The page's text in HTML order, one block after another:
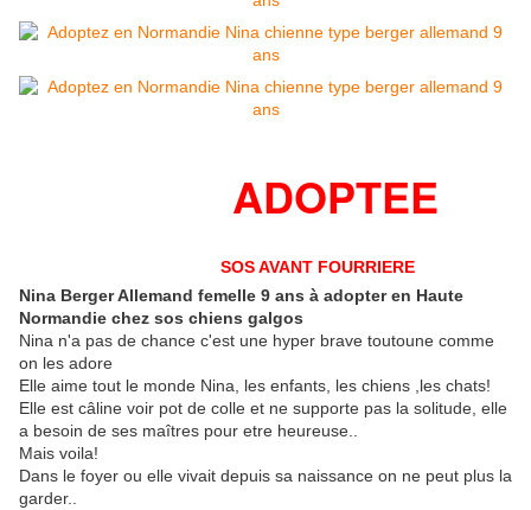
ADOPTEE
SOS AVANT FOURRIERE
Nina Berger Allemand femelle 9 ans à adopter en Haute
Normandie chez sos chiens galgos
Nina n'a pas de chance c'est une hyper brave toutoune comme
on les adore
Elle aime tout le monde Nina, les enfants, les chiens ,les chats!
Elle est câline voir pot de colle et ne supporte pas la solitude, elle
a besoin de ses maîtres pour etre heureuse..
Mais voila!
Dans le foyer ou elle vivait depuis sa naissance on ne peut plus la
garder..